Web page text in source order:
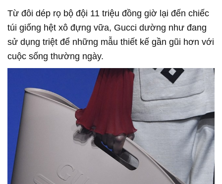
Từ đôi dép rọ bộ đội 11 triệu đồng giờ lại đến chiếc
túi giống hệt xô đựng vữa, Gucci dường như đang
sử dụng triệt để những mẫu thiết kế gần gũi hơn với
cuộc sống thường ngày.